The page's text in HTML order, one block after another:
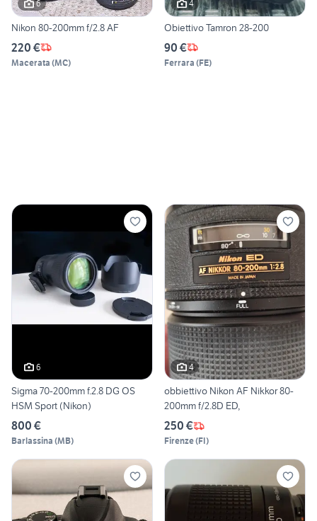
6
Nikon 80-200mm f/2.8 AF
220 €
Macerata (MC)
4
Obiettivo Tamron 28-200
90 €
Ferrara (FE)
6
Sigma 70-200mm f.2.8 DG OS
HSM Sport (Nikon)
800 €
Barlassina (MB)
4
obbiettivo Nikon AF Nikkor 80-
200mm f/2.8D ED,
250 €
Firenze(FI)